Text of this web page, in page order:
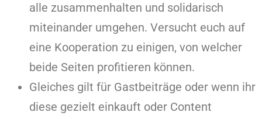
alle zusammenhalten und solidarisch
miteinander umgehen. Versucht euch auf
eine Kooperation zu einigen, von welcher
beide Seiten profitieren können.
Gleiches gilt für Gastbeiträge oder wenn ihr
diese gezielt einkauft oder Content